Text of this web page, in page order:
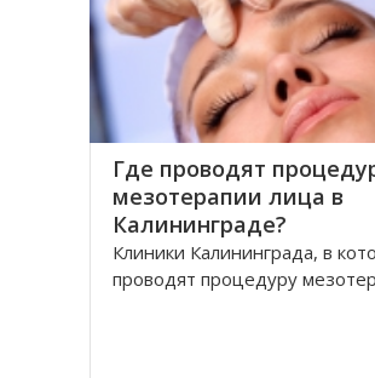
Где проводят
мезотерапии лица в
Калининграде?
Клиники Калининграда, в
проводят процедуру